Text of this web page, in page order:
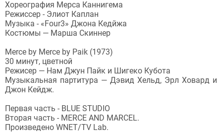
Хореография Мерса Каннигема
Режиссер - Элиот Каплан
Музыка - «Four3» Джона Кедйжа
Костюмы — Марша Скиннер
Merce by Merce by Paik (1973)
30 минут, цветной
Режисер — Нам Джун Пайк и Шигеко Кубота
Музыкальная партитура — Дэвид Хельд, Эрл Ховард и
Джон Кейдж.
Первая часть - BLUE STUDIO
Вторая часть - MERCE AND MARCEL.
Произведено WNET/TV Lab.